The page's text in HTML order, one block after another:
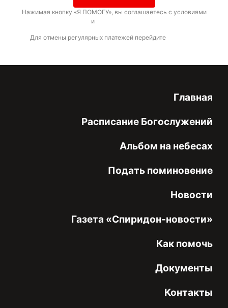
Нажимая кнопку «Я ПОМОГУ», вы соглашаетесь с условиями
и
Для отмены регулярных платежей перейдите
Главная
Расписание Богослужений
Альбом на небесах
Подать поминовение
Новости
Газета «Спиридон-новости»
Как помочь
Документы
Контакты